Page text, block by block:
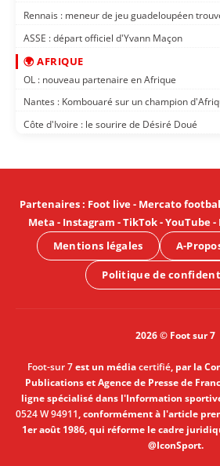
Rennais : meneur de jeu guadeloupéen
ASSE : départ officiel d'Yvann Maçon
🌍 AFRIQUE
OL : nouveau partenaire en Afrique
Nantes : Kombouaré sur un champion
Côte d'Ivoire : le sourire de Désiré Doué
Partenaires: Foot live- Mercato
Meta - Instagram -TikTok-YouTube-
Mentions légales
A-
Politique de
2026 © Foot sur 7
Foot-sur 7est un médiacertifié, par la
Publications et Agence de Presse de
ligne spécialisé dans l'Information
0524 W 94911, conformément à l'article
1er août 1986, qui réforme le cadre
@IconSport.